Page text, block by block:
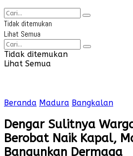
Tidak ditemukan
Lihat Semua
Tidak ditemukan
Lihat Semua
Beranda Madura Bangkalan
Dengar Sulitnya
Berobat Naik Kapal,
Bangunkan Dermaga